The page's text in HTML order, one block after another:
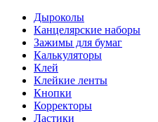
Дыроколы
Канцелярские наборы
Зажимы для бумаг
Калькуляторы
Клей
Клейкие ленты
Кнопки
Корректоры
Ластики